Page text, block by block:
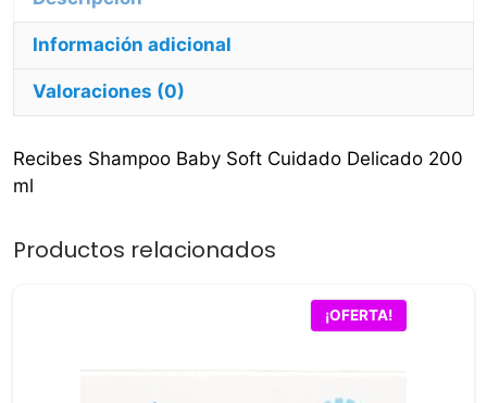
Información adicional
Valoraciones (0)
Recibes Shampoo Baby Soft Cuidado Delicado 200
ml
Productos relacionados
¡OFERTA!